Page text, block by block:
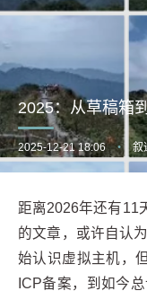
2025：从草稿箱
2025-12-21 18:06 • 叙
距离2026年还有11
的文章，或许自认
始认识虚拟主机，
ICP备案，到如今